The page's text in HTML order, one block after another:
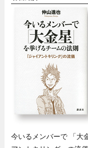
今いるメンバーで 「大